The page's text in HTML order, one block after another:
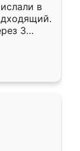
в
3